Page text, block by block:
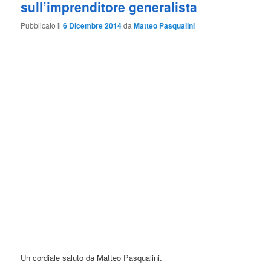
sull’imprenditore generalista
Pubblicato il6 Dicembre 2014daMatteo Pasqualini
Un cordiale saluto da Matteo Pasqualini.